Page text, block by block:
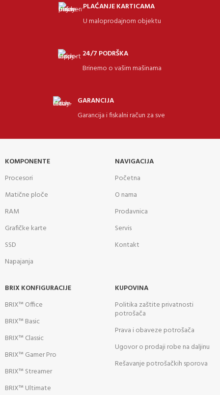
PLAĆANJE KARTICAMA
U maloprodajnom objektu
24/7 PODRŠKA
Brinemo o vašim mašinama
GARANCIJA
Garancija i fiskalni račun za sve
KOMPONENTE
Procesori
Matične ploče
RAM
Grafičke karte
SSD
Napajanja
NAVIGACIJA
Početna
O nama
Prodavnica
Servis
Kontakt
BRIX KONFIGURACIJE
BRIX™ Office
BRIX™ Basic
BRIX™ Classic
BRIX™ Gamer Pro
BRIX™ Streamer
BRIX™ Ultimate
KUPOVINA
Politika zaštite privatnosti
potrošača
Prava i obaveze potrošača
Ugovor o prodaji robe na daljinu
Rešavanje potrošačkih sporova